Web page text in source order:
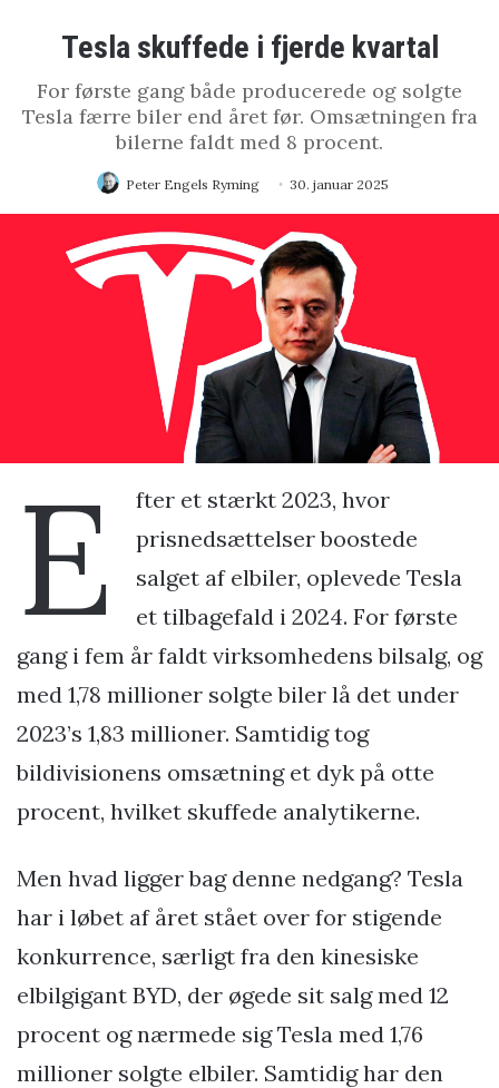
Tesla skuffede i fjerde kvartal
For første gang både producerede og solgte
Tesla færre biler end året før. Omsætningen fra
bilerne faldt med 8 procent.
Peter Engels Ryming 30. januar 2025
E
fter et stærkt 2023, hvor
prisnedsættelser boostede
salget af elbiler, oplevede Tesla
et tilbagefald i 2024. For første
gang i fem år faldt virksomhedens bilsalg, og
med 1,78 millioner solgte biler lå det under
2023’s 1,83 millioner. Samtidig tog
bildivisionens omsætning et dyk på otte
procent, hvilket skuffede analytikerne.
Men hvad ligger bag denne nedgang? Tesla
har i løbet af året stået over for stigende
konkurrence, særligt fra den kinesiske
elbilgigant BYD, der øgede sit salg med 12
procent og nærmede sig Tesla med 1,76
millioner solgte elbiler. Samtidig har den